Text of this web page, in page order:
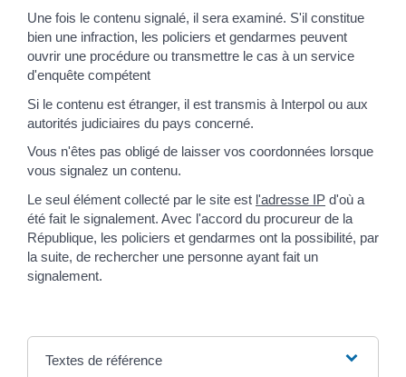
Une fois le contenu signalé, il sera examiné. S'il constitue
bien une infraction, les policiers et gendarmes peuvent
ouvrir une procédure ou transmettre le cas à un service
d'enquête compétent
Si le contenu est étranger, il est transmis à Interpol ou aux
autorités judiciaires du pays concerné.
Vous n'êtes pas obligé de laisser vos coordonnées lorsque
vous signalez un contenu.
Le seul élément collecté par le site est l'adresse IP d'où a
été fait le signalement. Avec l'accord du procureur de la
République, les policiers et gendarmes ont la possibilité, par
la suite, de rechercher une personne ayant fait un
signalement.
Textes de référence